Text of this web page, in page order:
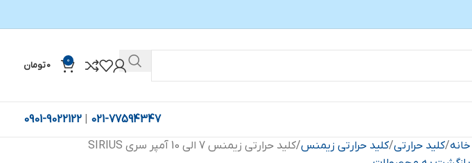
0
0تومان
021-77594347
0901-9022122
خانه کلید حرارتی کلید حرارتی زیمنس کلید حرارتی زیمنس 7 الی 10 آمپر سری SIRIUS